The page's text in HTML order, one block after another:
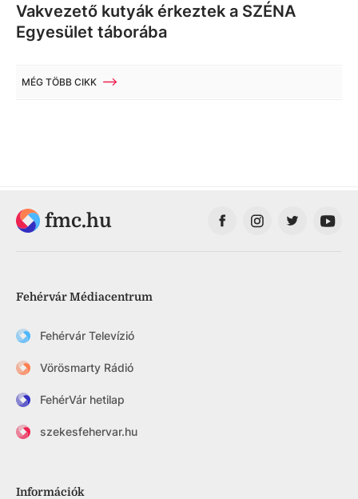
Vakvezető kutyák érkeztek a SZÉNA
Egyesület táborába
MÉG TÖBB CIKK
fmc.hu
Fehérvár Médiacentrum
Fehérvár Televízió
Vörösmarty Rádió
FehérVár hetilap
szekesfehervar.hu
Információk